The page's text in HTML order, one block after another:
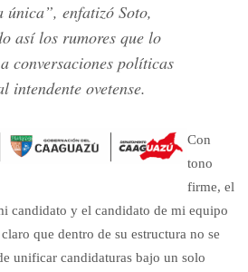
única”, enfatizó Soto,
así los rumores que lo
conversaciones políticas
intendente ovetense.
Con
tono
firme, el
candidato y el candidato de mi equipo
que dentro de su estructura no se
unificar candidaturas bajo un solo